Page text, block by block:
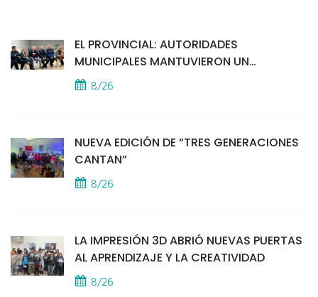
EL PROVINCIAL: AUTORIDADES
MUNICIPALES MANTUVIERON UN
ENCUENTRO CON VECINOS POR LA
SEGURIDAD
8/26
NUEVA EDICIÓN DE “TRES GENERACIONES
CANTAN”
8/26
LA IMPRESIÓN 3D ABRIÓ NUEVAS PUERTAS
AL APRENDIZAJE Y LA CREATIVIDAD
8/26